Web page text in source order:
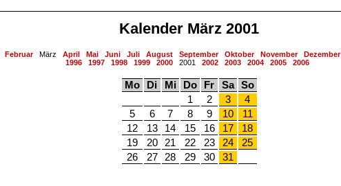
Kalender März 2001
FebruarMärz April Mai Juni Juli August September Oktober November Dezember
1996
1997 1998 1999 20002001 2002 2003 2004 2005 2006
Mo Di Mi Do Fr Sa
So
1
2 3
4
5
6 7 8 9 10
11
12
13 14 15 16 17
18
19
20 21 22 23 24
25
26
27 28 29 30 31